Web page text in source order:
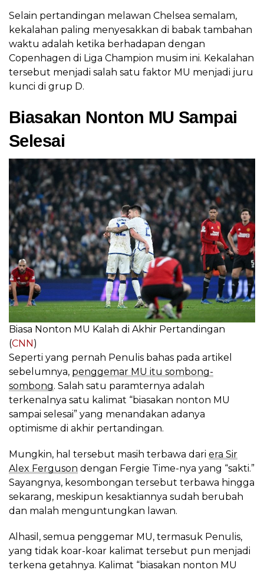
Selain pertandingan melawan Chelsea semalam,
kekalahan paling menyesakkan di babak tambahan
waktu adalah ketika berhadapan dengan
Copenhagen di Liga Champion musim ini. Kekalahan
tersebut menjadi salah satu faktor MU menjadi juru
kunci di grup D.
Biasakan Nonton MU Sampai
Selesai
Biasa Nonton MU Kalah di Akhir Pertandingan
(CNN )
Seperti yang pernah Penulis bahas pada artikel
sebelumnya, penggemar MU itu sombong-
sombong. Salah satu paramternya adalah
terkenalnya satu kalimat “biasakan nonton MU
sampai selesai” yang menandakan adanya
optimisme di akhir pertandingan.
Mungkin, hal tersebut masih terbawa dari era Sir
Alex Ferguson dengan Fergie Time-nya yang “sakti.”
Sayangnya, kesombongan tersebut terbawa hingga
sekarang, meskipun kesaktiannya sudah berubah
dan malah menguntungkan lawan.
Alhasil, semua penggemar MU, termasuk Penulis,
yang tidak koar-koar kalimat tersebut pun menjadi
terkena getahnya. Kalimat “biasakan nonton MU